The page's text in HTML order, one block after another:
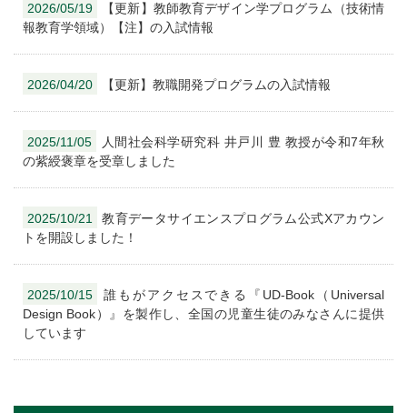
2026/05/19
【更新】教師教育デザイン学プログラム（技術情
報教育学領域）【注】の入試情報
2026/04/20 【更新】教職開発プログラムの入試情報
2025/11/05
人間社会科学研究科 井戸川 豊 教授が令和7年秋
の紫綬褒章を受章しました
2025/10/21
教育データサイエンスプログラム公式Xアカウン
トを開設しました！
2025/10/15
誰もがアクセスできる『UD-Book（Universal
Design Book）』を製作し、全国の児童生徒のみなさんに提供
しています